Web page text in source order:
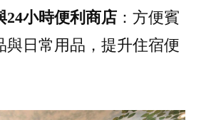
24小時便利商店 ：方便賓
與日常用品，提升住宿便